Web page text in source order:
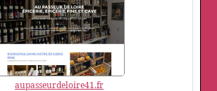
aupasseurdeloire41.fr